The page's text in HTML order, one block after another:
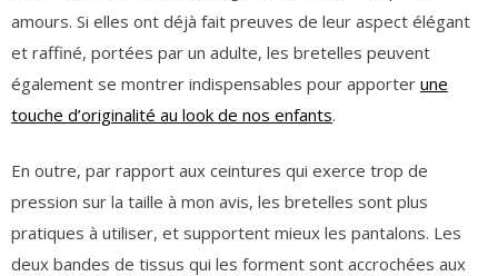
amours. Si elles ont déjà fait preuves de leur aspect élégant
et raffiné, portées par un adulte, les bretelles peuvent
également se montrer indispensables pour apporter une
touche d’originalité au look de nos enfants.
En outre, par rapport aux ceintures qui exerce trop de
pression sur la taille à mon avis, les bretelles sont plus
pratiques à utiliser, et supportent mieux les pantalons. Les
deux bandes de tissus qui les forment sont accrochées aux